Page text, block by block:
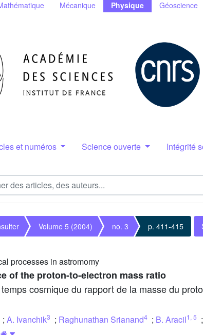
Mécanique Physique Géoscience
et numéros Science ouverte Intégrité
Volume 5 (2004) no. 3 p. 411-415
processes in astromomy
of the proton-to-electron mass ratio
cosmique du rapport de la masse du
; A. Ivanchik3 ; Raghunathan Srianand4 ; B. Aracil1 , 5 ;